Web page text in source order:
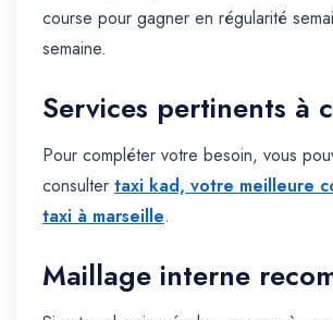
course pour gagner en régularité
semaine.
Services pertinents à
Pour compléter votre besoin, vous
consulter taxi kad, votre meilleure
taxi à marseille.
Maillage interne